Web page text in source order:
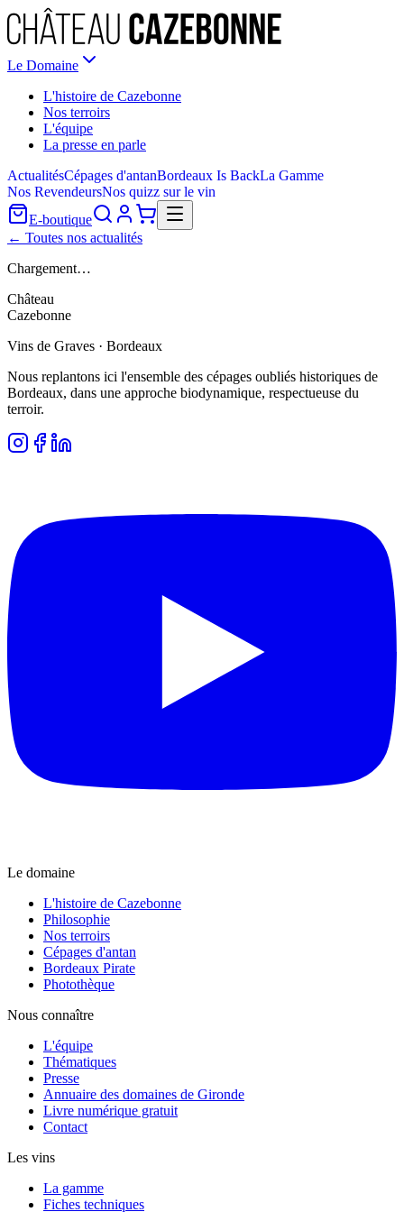
Le Domaine
L'histoire de Cazebonne
Nos terroirs
L'équipe
La presse en parle
ActualitésCépages d'antanBordeaux Is BackLa Gamme
Nos RevendeursNos quizz sur le vin
E-boutique
← Toutes nos actualités
Chargement…
Château
Cazebonne
Vins de Graves · Bordeaux
Nous replantons ici l'ensemble des cépages oubliés historiques de
Bordeaux, dans une approche biodynamique, respectueuse du
terroir.
Le domaine
L'histoire de Cazebonne
Philosophie
Nos terroirs
Cépages d'antan
Bordeaux Pirate
Photothèque
Nous connaître
L'équipe
Thématiques
Presse
Annuaire des domaines de Gironde
Livre numérique gratuit
Contact
Les vins
La gamme
Fiches techniques